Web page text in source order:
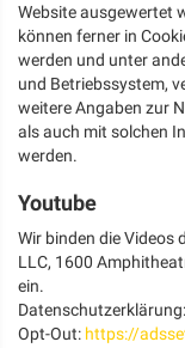
Website ausgewertet
können ferner in
werden und unter
und Betriebssystem,
weitere Angaben zur
als auch mit solchen
werden.
Youtube
Wir binden die Videos
LLC, 1600
ein.
Datenschutzerklärung:
Opt-Out: https://